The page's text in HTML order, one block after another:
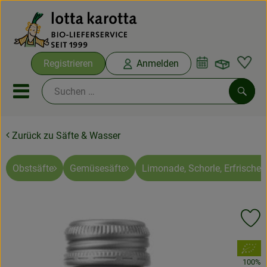
Registrieren Anmelden
Mobiles Menu öffnen oder
Ökokisten
Bio-Kochboxen
Saisonthemen
Zurück zu Säfte & Wasser
Obstsäfte Gemüsesäfte Limonade, Schorle,
, Verband:
100%